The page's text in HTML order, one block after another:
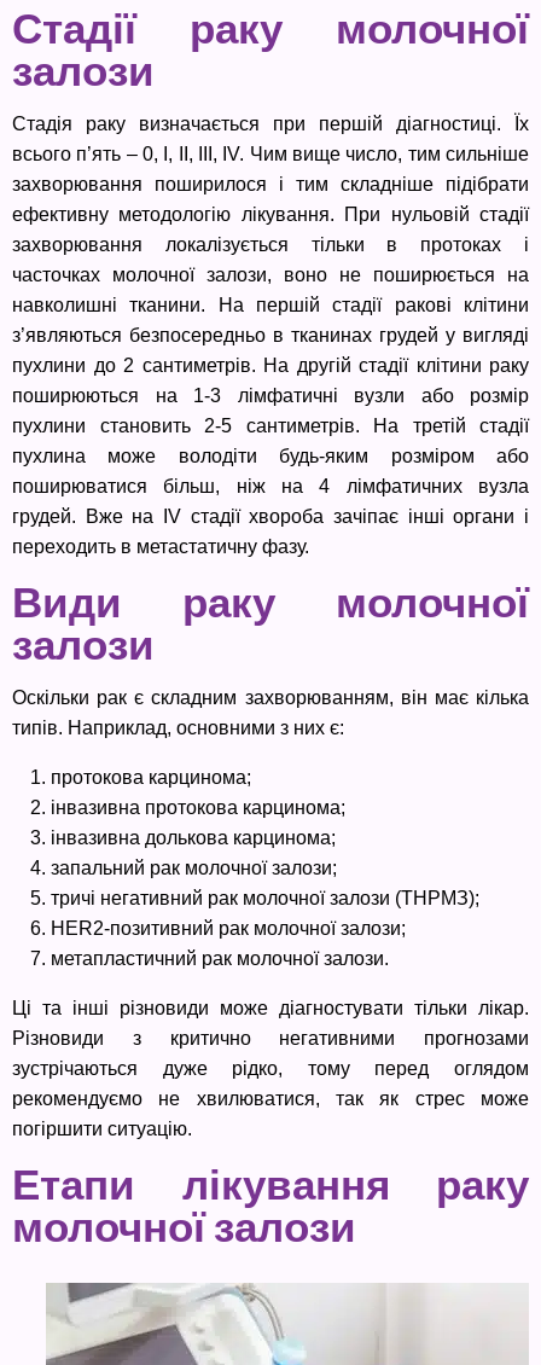
Стадії раку молочної
залози
Стадія раку визначається при першій діагностиці. Їх
всього п’ять – 0, I, II, III, IV. Чим вище число, тим сильніше
захворювання поширилося і тим складніше підібрати
ефективну методологію лікування. При нульовій стадії
захворювання локалізується тільки в протоках і
часточках молочної залози, воно не поширюється на
навколишні тканини. На першій стадії ракові клітини
з’являються безпосередньо в тканинах грудей у вигляді
пухлини до 2 сантиметрів. На другій стадії клітини раку
поширюються на 1-3 лімфатичні вузли або розмір
пухлини становить 2-5 сантиметрів. На третій стадії
пухлина може володіти будь-яким розміром або
поширюватися більш, ніж на 4 лімфатичних вузла
грудей. Вже на IV стадії хвороба зачіпає інші органи і
переходить в метастатичну фазу.
Види раку молочної
залози
Оскільки рак є складним захворюванням, він має кілька
типів. Наприклад, основними з них є:
протокова карцинома;
інвазивна протокова карцинома;
інвазивна долькова карцинома;
запальний рак молочної залози;
тричі негативний рак молочної залози (ТНРМЗ);
HER2-позитивний рак молочної залози;
метапластичний рак молочної залози.
Ці та інші різновиди може діагностувати тільки лікар.
Різновиди з критично негативними прогнозами
зустрічаються дуже рідко, тому перед оглядом
рекомендуємо не хвилюватися, так як стрес може
погіршити ситуацію.
Етапи лікування раку
молочної залози